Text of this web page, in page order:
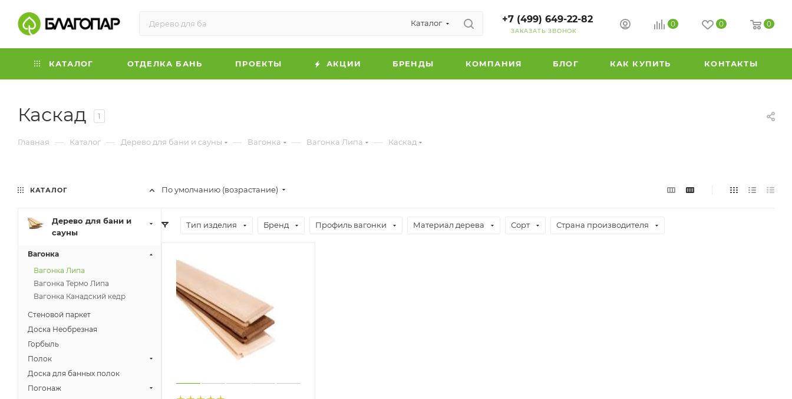
Каталог +7 (499) 649-22-82
ЗАКАЗАТЬ ЗВОНОК
0 0 0
КАТАЛОГ ОТДЕЛКА БАНЬ ПРОЕКТЫ АКЦИИ БРЕНДЫ КОМПАНИЯ БЛОГ КАК КУПИТЬ КОНТАКТЫ
Каскад 1
Главная — Каталог — Дерево для бани и сауны — Вагонка — Вагонка Липа — Каскад
По умолчанию (возрастание)
Тип изделия Бренд Профиль вагонки Материал дерева Сорт Страна производителя
КАТАЛОГ
Дерево для бани и
сауны
Вагонка
Вагонка Липа
Вагонка Термо Липа
Вагонка Канадский кедр
Стеновой паркет
Доска Необрезная
Горбыль
Полок
Доска для банных полок
Погонаж